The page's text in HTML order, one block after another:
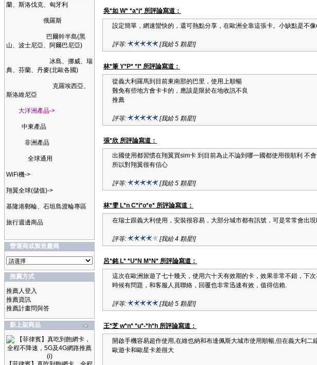
蘭、斯洛伐克、匈牙利
俄羅斯
巴爾幹半島(黑
山、波士尼亞、阿爾巴尼亞)
冰島、挪威、瑞
典、芬蘭、丹麥(北歐各國)
克羅埃西亞、
斯洛維尼亞
大洋洲產品->
中東產品
非洲產品
全球通用
WiFi機->
翔翼全球(儲值)->
基隆港郵輪、石垣島渡輪專區
旅行週邊商品
營運商或製造廠商
推薦方式
推薦人登入
推薦資訊
推薦計畫問與答
新上架商品
吳*如 W* *a*j* 所評論寫道：
設定簡單，網速蠻快的，還可熱點分享，在歐洲全靠這張卡。小缺點是不
評等: [我給 5 顆星!]
林*筆 Y*P* *I* 所評論寫道：
從義大利羅馬到目前東南部的巴里，使用上順暢
難免有些地方會卡卡的，應該是限於在地收訊不良
推薦
評等: [我給 5 顆星!]
張*欣 所評論寫道：
出國使用都習慣在翔翼買sim卡 到目前為止不論到哪一國都使用很順利 不
所以對翔翼很有信心
評等: [我給 5 顆星!]
林*雯 L*n C*i*o*e* 所評論寫道：
在瑞士跟義大利使用，安裝很容易，大部分城市都有訊號，可是常常會出
評等: [我給 4 顆星!]
呂*銘 L* *U*N M*N* 所評論寫道：
這次在歐洲旅遊了七十幾天，使用六十天有效期的卡，效果非常不錯，下
時候有問題，和客服人員聯絡，回覆也非常迅速有效，值得信賴.
評等: [我給 5 顆星!]
王*芝 w*n* *u*-*h*h 所評論寫道：
開啟手機容易超作使用,在維也納和布達佩斯大城市使用順暢,但在義大利
歐遊卡和歐星卡差很大